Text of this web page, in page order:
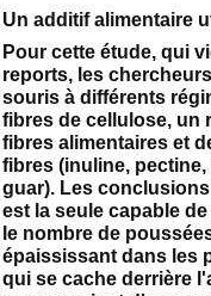
Un additif alimentaire
Pour cette étude, qui
reports, les
souris à différents
fibres de cellulose, un
fibres alimentaires et
fibres (inuline,
guar). Les
est la seule capable
le nombre de
épaississant dans les
qui se cache derrière